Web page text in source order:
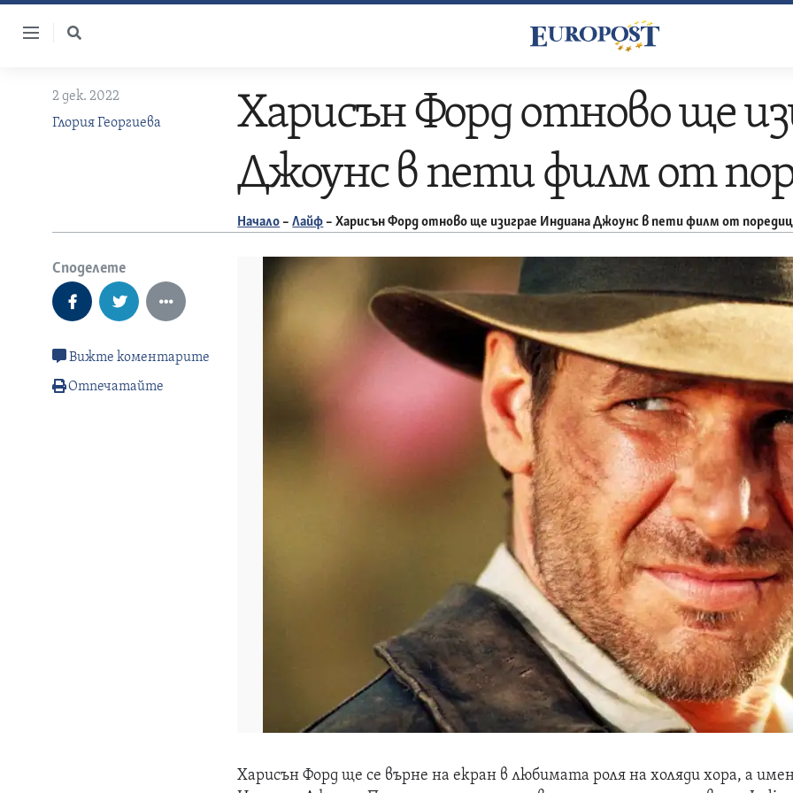
Skip
2 дек. 2022
Глория Георгиева
Харисън Форд отново ще
Джоунс в пети филм от
Начало –Лайф –Харисън Форд отново ще изиграе Индиана Джоунс в пети филм от
Споделете
Вижте коментарите
Отпечатайте
Харисън Форд ще се върне на екран в любимата роля на холяди хора, а